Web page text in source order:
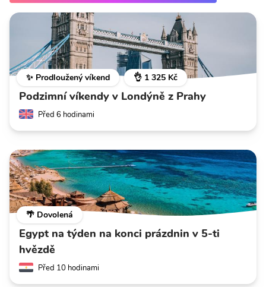
✨ Prodloužený víkend 👌 1 325 Kč
Podzimní víkendy v Londýně z Prahy
Před 6 hodinami
🌴 Dovolená
Egypt na týden na konci prázdnin v 5-ti
hvězdě
Před 10 hodinami